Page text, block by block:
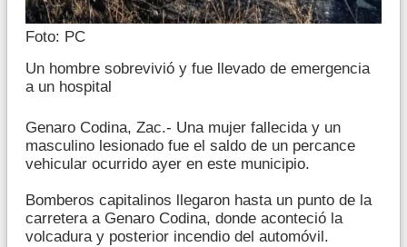
Foto: PC
Un hombre sobrevivió y fue llevado de emergencia
a un hospital
Genaro Codina, Zac.- Una mujer fallecida y un
masculino lesionado fue el saldo de un percance
vehicular ocurrido ayer en este municipio.
Bomberos capitalinos llegaron hasta un punto de la
carretera a Genaro Codina, donde aconteció la
volcadura y posterior incendio del automóvil.